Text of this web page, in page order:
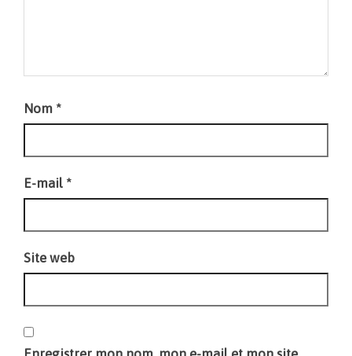
Nom *
E-mail *
Site web